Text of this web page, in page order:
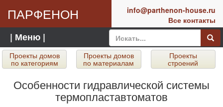
ПАРФЕНОН
info@parthenon-house.ru
Все контакты
| Меню |
Проекты домов
по категориям
Проекты домов
по материалам
Проекты
строений
Особенности гидравлической системы
термопластавтоматов